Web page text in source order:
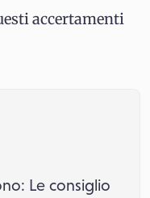
accertamenti
Le consiglio